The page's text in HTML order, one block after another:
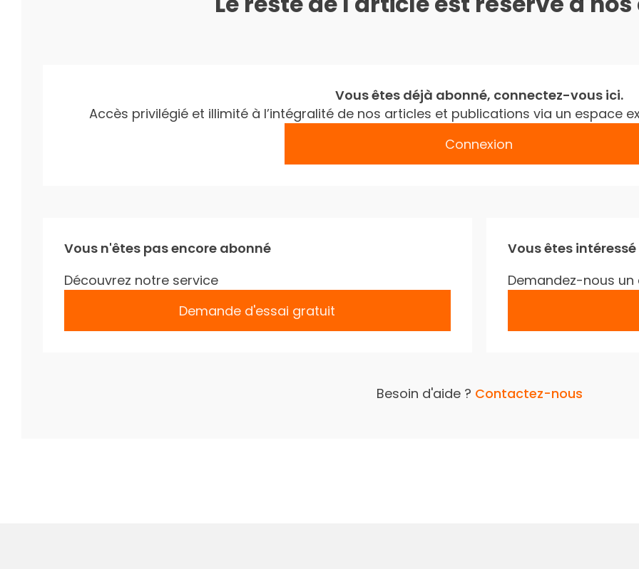
Vous êtes déjà abonné, connectez-vous ici.
Accès privilégié et illimité à l’intégralité de nos articles et publications via un espace
Connexion
Vous n'êtes pas encore abonné
Découvrez notre service
Demande d'essai gratuit
Vous êtes
Demandez-nous un
Besoin d'aide ? Contactez-nous